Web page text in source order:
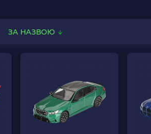
ЗА НАЗВОЮ